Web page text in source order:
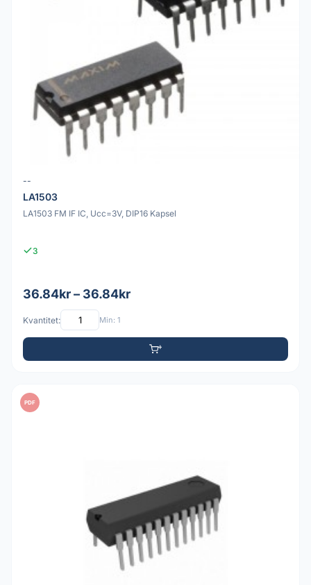
--
LA1503
LA1503 FM IF IC, Ucc=3V, DIP16 Kapsel
3
36.84kr – 36.84kr
Kvantitet: Min: 1
PDF